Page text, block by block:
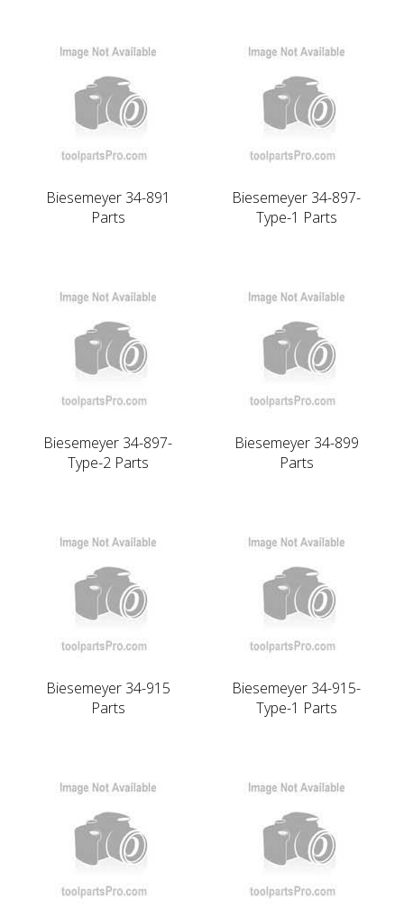
Biesemeyer 34-891
Parts
Biesemeyer 34-897-
Type-1 Parts
Biesemeyer 34-897-
Type-2 Parts
Biesemeyer 34-899
Parts
Biesemeyer 34-915
Parts
Biesemeyer 34-915-
Type-1 Parts